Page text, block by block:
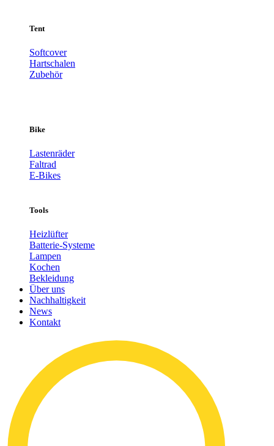
Tent
Softcover
Hartschalen
Zubehör
Bike
Lastenräder
Faltrad
E-Bikes
Tools
Heizlüfter
Batterie-Systeme
Lampen
Kochen
Bekleidung
Über uns
Nachhaltigkeit
News
Kontakt